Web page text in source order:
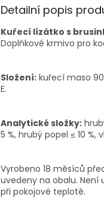
Detailní popis
Kuřecí lízátko s
Doplňkové krmivo pro
Složení: kuřecí maso
E.
Analytické složky:
5 %, hrubý popel ≤ 10 %,
Vyrobeno 18 měsíců
uvedeny na obalu. Není
při pokojové teplotě.